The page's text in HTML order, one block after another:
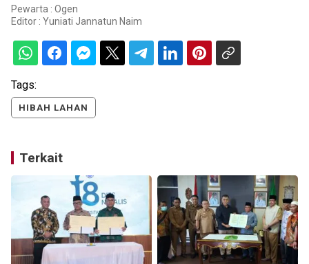
Pewarta : Ogen
Editor : Yuniati Jannatun Naim
Tags:
HIBAH LAHAN
Terkait